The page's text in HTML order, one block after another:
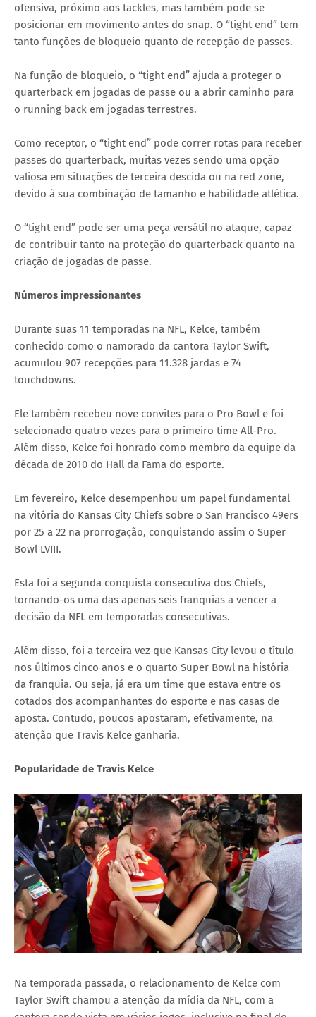
ofensiva, próximo aos tackles, mas também pode se
posicionar em movimento antes do snap. O “tight end” tem
tanto funções de bloqueio quanto de recepção de passes.
Na função de bloqueio, o “tight end” ajuda a proteger o
quarterback em jogadas de passe ou a abrir caminho para
o running back em jogadas terrestres.
Como receptor, o “tight end” pode correr rotas para receber
passes do quarterback, muitas vezes sendo uma opção
valiosa em situações de terceira descida ou na red zone,
devido à sua combinação de tamanho e habilidade atlética.
O “tight end” pode ser uma peça versátil no ataque, capaz
de contribuir tanto na proteção do quarterback quanto na
criação de jogadas de passe.
Números impressionantes
Durante suas 11 temporadas na NFL, Kelce, também
conhecido como o namorado da cantora Taylor Swift,
acumulou 907 recepções para 11.328 jardas e 74
touchdowns.
Ele também recebeu nove convites para o Pro Bowl e foi
selecionado quatro vezes para o primeiro time All-Pro.
Além disso, Kelce foi honrado como membro da equipe da
década de 2010 do Hall da Fama do esporte.
Em fevereiro, Kelce desempenhou um papel fundamental
na vitória do Kansas City Chiefs sobre o San Francisco 49ers
por 25 a 22 na prorrogação, conquistando assim o Super
Bowl LVIII.
Esta foi a segunda conquista consecutiva dos Chiefs,
tornando-os uma das apenas seis franquias a vencer a
decisão da NFL em temporadas consecutivas.
Além disso, foi a terceira vez que Kansas City levou o título
nos últimos cinco anos e o quarto Super Bowl na história
da franquia. Ou seja, já era um time que estava entre os
cotados dos acompanhantes do esporte e nas casas de
aposta. Contudo, poucos apostaram, efetivamente, na
atenção que Travis Kelce ganharia.
Popularidade de Travis Kelce
Na temporada passada, o relacionamento de Kelce com
Taylor Swift chamou a atenção da mídia da NFL, com a